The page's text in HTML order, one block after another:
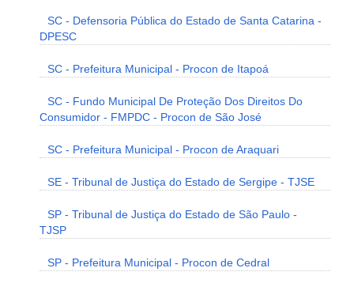
SC - Defensoria Pública do Estado de Santa Catarina -
DPESC
SC - Prefeitura Municipal - Procon de Itapoá
SC - Fundo Municipal De Proteção Dos Direitos Do
Consumidor - FMPDC - Procon de São José
SC - Prefeitura Municipal - Procon de Araquari
SE - Tribunal de Justiça do Estado de Sergipe - TJSE
SP - Tribunal de Justiça do Estado de São Paulo -
TJSP
SP - Prefeitura Municipal - Procon de Cedral